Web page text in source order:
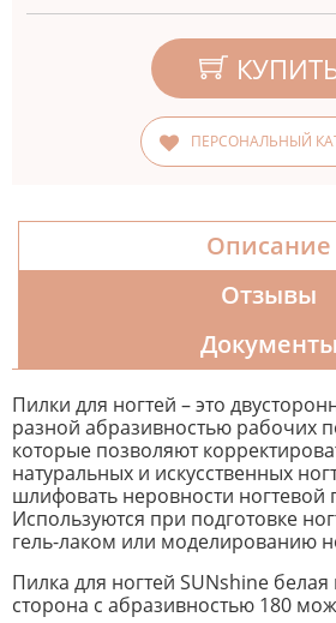
ПЕРСОНАЛЬНЫЙ
Описание
Отзывы
Документы
Пилки для ногтей – это
разной абразивностью рабочих
которые позволяют
натуральных и искусственных
шлифовать неровности ногтевой
Используются при подготовке
гель-лаком или моделированию
Пилка для ногтей SUNshine
сторона с абразивностью 180